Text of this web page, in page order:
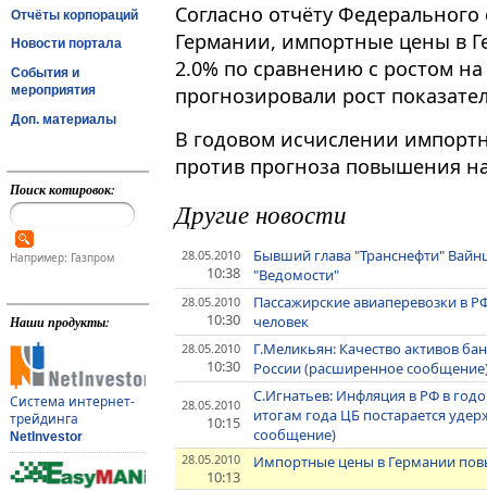
Отчёты корпораций
Новости портала
События и
мероприятия
Доп. материалы
Поиск котировок:
Например: Газпром
Наши продукты:
Система интернет-
трейдинга
NetInvestor
Согласно отчёту
Германии, импортные цены в
2.0% по сравнению с ростом
прогнозировали рост
В годовом исчислении
против прогноза повышения
Другие новости
28.05.2010
10:38
Бывший глава "Транснефти"
"Ведомости"
28.05.2010
10:30
Пассажирские авиаперевозки в
человек
28.05.2010
10:30
Г.Меликьян: Качество активов
России (расширенное
28.05.2010
10:15
С.Игнатьев: Инфляция в РФ в
итогам года ЦБ постарается
сообщение)
28.05.2010
10:13
Импортные цены в Германии